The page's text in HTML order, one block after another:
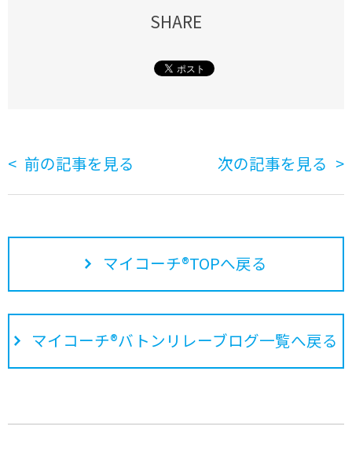
SHARE
前の記事を見る 次の記事を見る
マイコーチ®TOPへ戻る
マイコーチ®バトンリレーブログ一覧へ戻る